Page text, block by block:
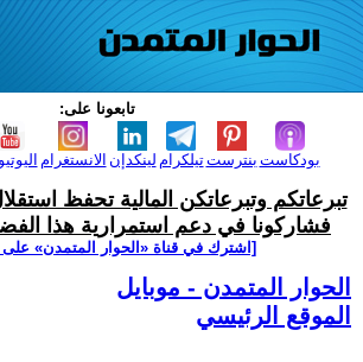
تابعونا على:
الانستغرام لينكدإن تيلكرامبنترست بودكاست
تبرعاتكم وتبرعاتكن المالية تحفظ
فشاركونا في دعم استمرارية هذا
[اشترك في قناة ‫«الحوار المتمدن» على
الحوار المتمدن - موبايل
الموقع الرئيسي